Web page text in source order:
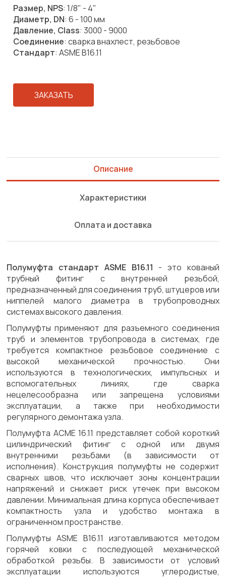
Размер, NPS: 1/8" - 4"
Диаметр, DN: 6 - 100 мм
Давление, Class: 3000 - 9000
Соединение: сварка внахлест, резьбовое
Стандарт: ASME B16.11
ЗАКАЗАТЬ
Описание
Характеристики
Оплата и доставка
Полумуфта стандарт ASME B16.11 - это кованый
трубный фитинг с внутренней резьбой,
предназначенный для соединения труб, штуцеров или
ниппелей малого диаметра в трубопроводных
системах высокого давления.
Полумуфты применяют для разъемного соединения
труб и элементов трубопровода в системах, где
требуется компактное резьбовое соединение с
высокой механической прочностью. Они
используются в технологических, импульсных и
вспомогательных линиях, где сварка
нецелесообразна или запрещена условиями
эксплуатации, а также при необходимости
регулярного демонтажа узла.
Полумуфта АСМЕ 16.11 представляет собой короткий
цилиндрический фитинг с одной или двумя
внутренними резьбами (в зависимости от
исполнения). Конструкция полумуфты не содержит
сварных швов, что исключает зоны концентрации
напряжений и снижает риск утечек при высоком
давлении. Минимальная длина корпуса обеспечивает
компактность узла и удобство монтажа в
ограниченном пространстве.
Полумуфты ASME B16.11 изготавливаются методом
горячей ковки с последующей механической
обработкой резьбы. В зависимости от условий
эксплуатации используются углеродистые,